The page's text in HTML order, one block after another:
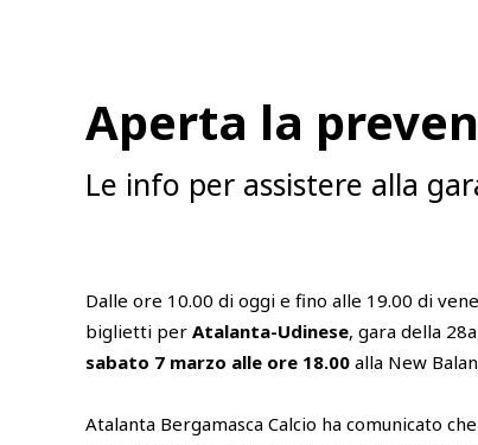
Aperta la
Le info per assistere alla
Dalle ore 10.00 di oggi e fino alle 19.00 di
biglietti per Atalanta-Udinese, gara della
sabato 7 marzo alle ore 18.00 alla New
Atalanta Bergamasca Calcio ha comunicato